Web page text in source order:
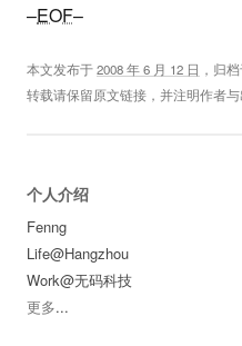
–EOF–
本文发布于2008 年 6 月 12 日 ，归
转载请保留原文链接，并注明作者与
个人介绍
Fenng
Life@Hangzhou
Work@无码科技
更多...